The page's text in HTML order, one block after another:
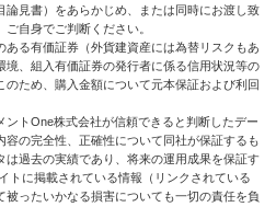
論見書）をあらかじめ、または同時にお渡し致
自身でご判断ください。
る有価証券（外貨建資産には為替リスクもあ
境、組入有価証券の発行者に係る信用状況等の
ため、購入金額について元本保証および利回
トOne株式会社が信頼できると判断したデー
容の完全性、正確性について同社が保証するも
過去の実績であり、将来の運用成果を保証す
トに掲載されている情報（リンクされている
ったいかなる損害についても一切の責任を負